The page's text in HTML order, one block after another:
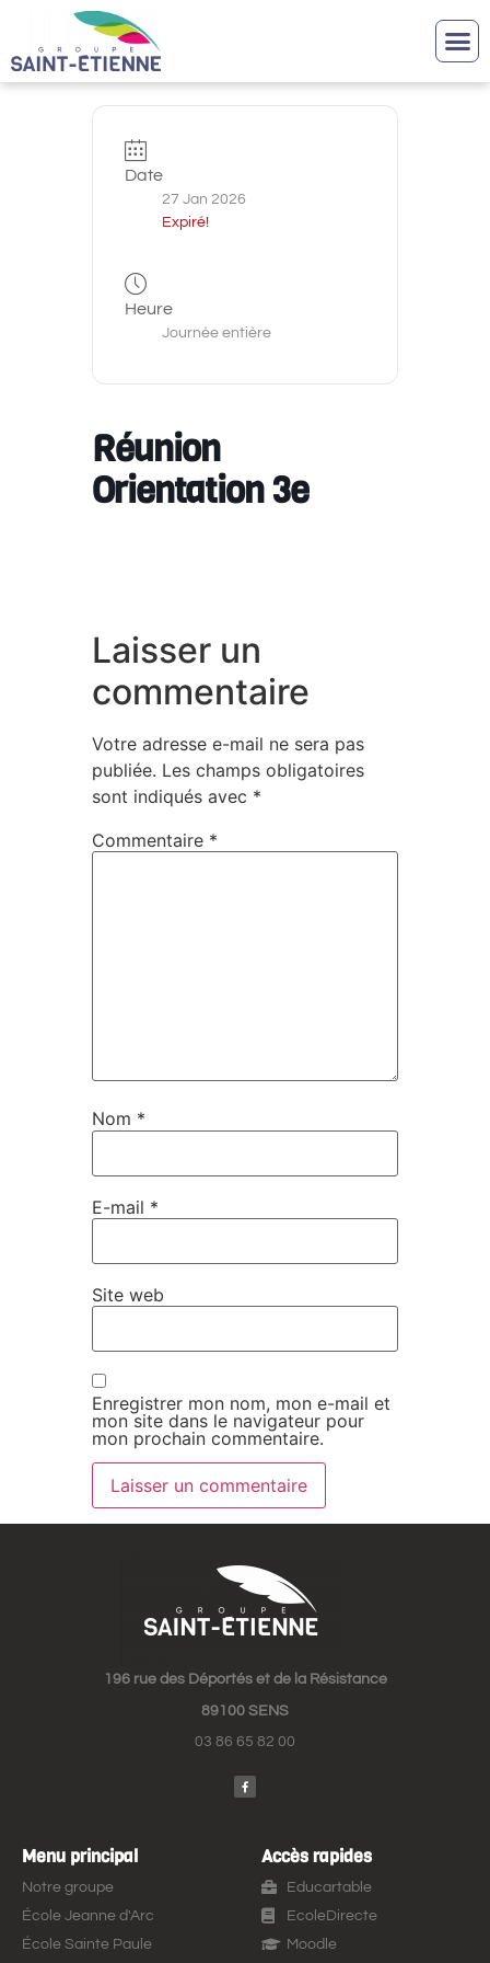
Date
27 Jan 2026
Expiré!
Heure
Journée entière
Réunion
Orientation 3e
Laisser un
commentaire
Votre adresse e-mail ne sera pas
publiée. Les champs obligatoires
sont indiqués avec *
Commentaire *
Nom *
E-mail *
Site web
Enregistrer mon nom, mon e-mail et
mon site dans le navigateur pour
mon prochain commentaire.
196 rue des Déportés et de la Résistance
89100 SENS
03 86 65 82 00
Menu principal
Notre groupe
École Jeanne d'Arc
École Sainte Paule
Accès rapides
Educartable
EcoleDirecte
Moodle